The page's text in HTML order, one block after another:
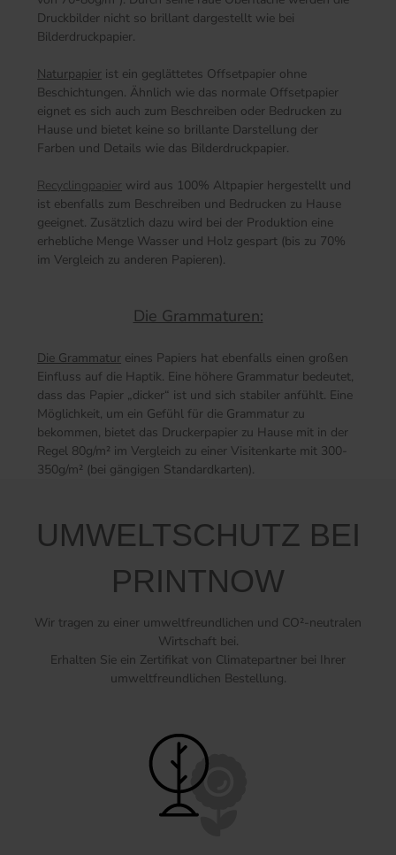
Druckbilder nicht so brillant dargestellt wie bei
Bilderdruckpapier.
Naturpapier ist ein geglättetes Offsetpapier ohne
Beschichtungen. Ähnlich wie das normale Offsetpapier
eignet es sich auch zum Beschreiben oder Bedrucken zu
Hause und bietet keine so brillante Darstellung der
Farben und Details wie das Bilderdruckpapier.
Recyclingpapier wird aus 100% Altpapier hergestellt und
ist ebenfalls zum Beschreiben und Bedrucken zu Hause
geeignet. Zusätzlich dazu wird bei der Produktion eine
erhebliche Menge Wasser und Holz gespart (bis zu 70%
im Vergleich zu anderen Papieren).
Die Grammaturen:
Die Grammatur eines Papiers hat ebenfalls einen großen
Einfluss auf die Haptik. Eine höhere Grammatur bedeutet,
dass das Papier „dicker“ ist und sich stabiler anfühlt. Eine
Möglichkeit, um ein Gefühl für die Grammatur zu
bekommen, bietet das Druckerpapier zu Hause mit in der
Regel 80g/m² im Vergleich zu einer Visitenkarte mit 300-
350g/m² (bei gängigen Standardkarten).
UMWELTSCHUTZ BEI
PRINTNOW
Wir tragen zu einer umweltfreundlichen und CO²-neutralen
Wirtschaft bei.
Erhalten Sie ein Zertifikat von Climatepartner bei Ihrer
umweltfreundlichen Bestellung.